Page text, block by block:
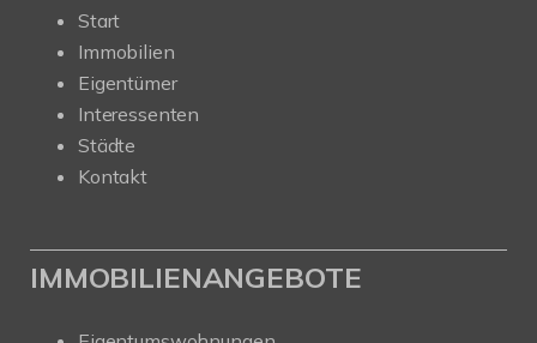
Start
Immobilien
Eigentümer
Interessenten
Städte
Kontakt
IMMOBILIENANGEBOTE